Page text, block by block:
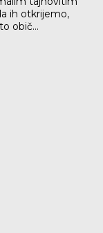
ih otkrijemo,
obič...